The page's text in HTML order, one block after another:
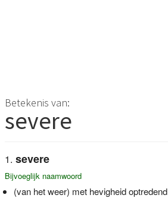
Betekenis van:
severe
severe
Bijvoeglijk naamwoord
(van het weer) met hevigheid optredend